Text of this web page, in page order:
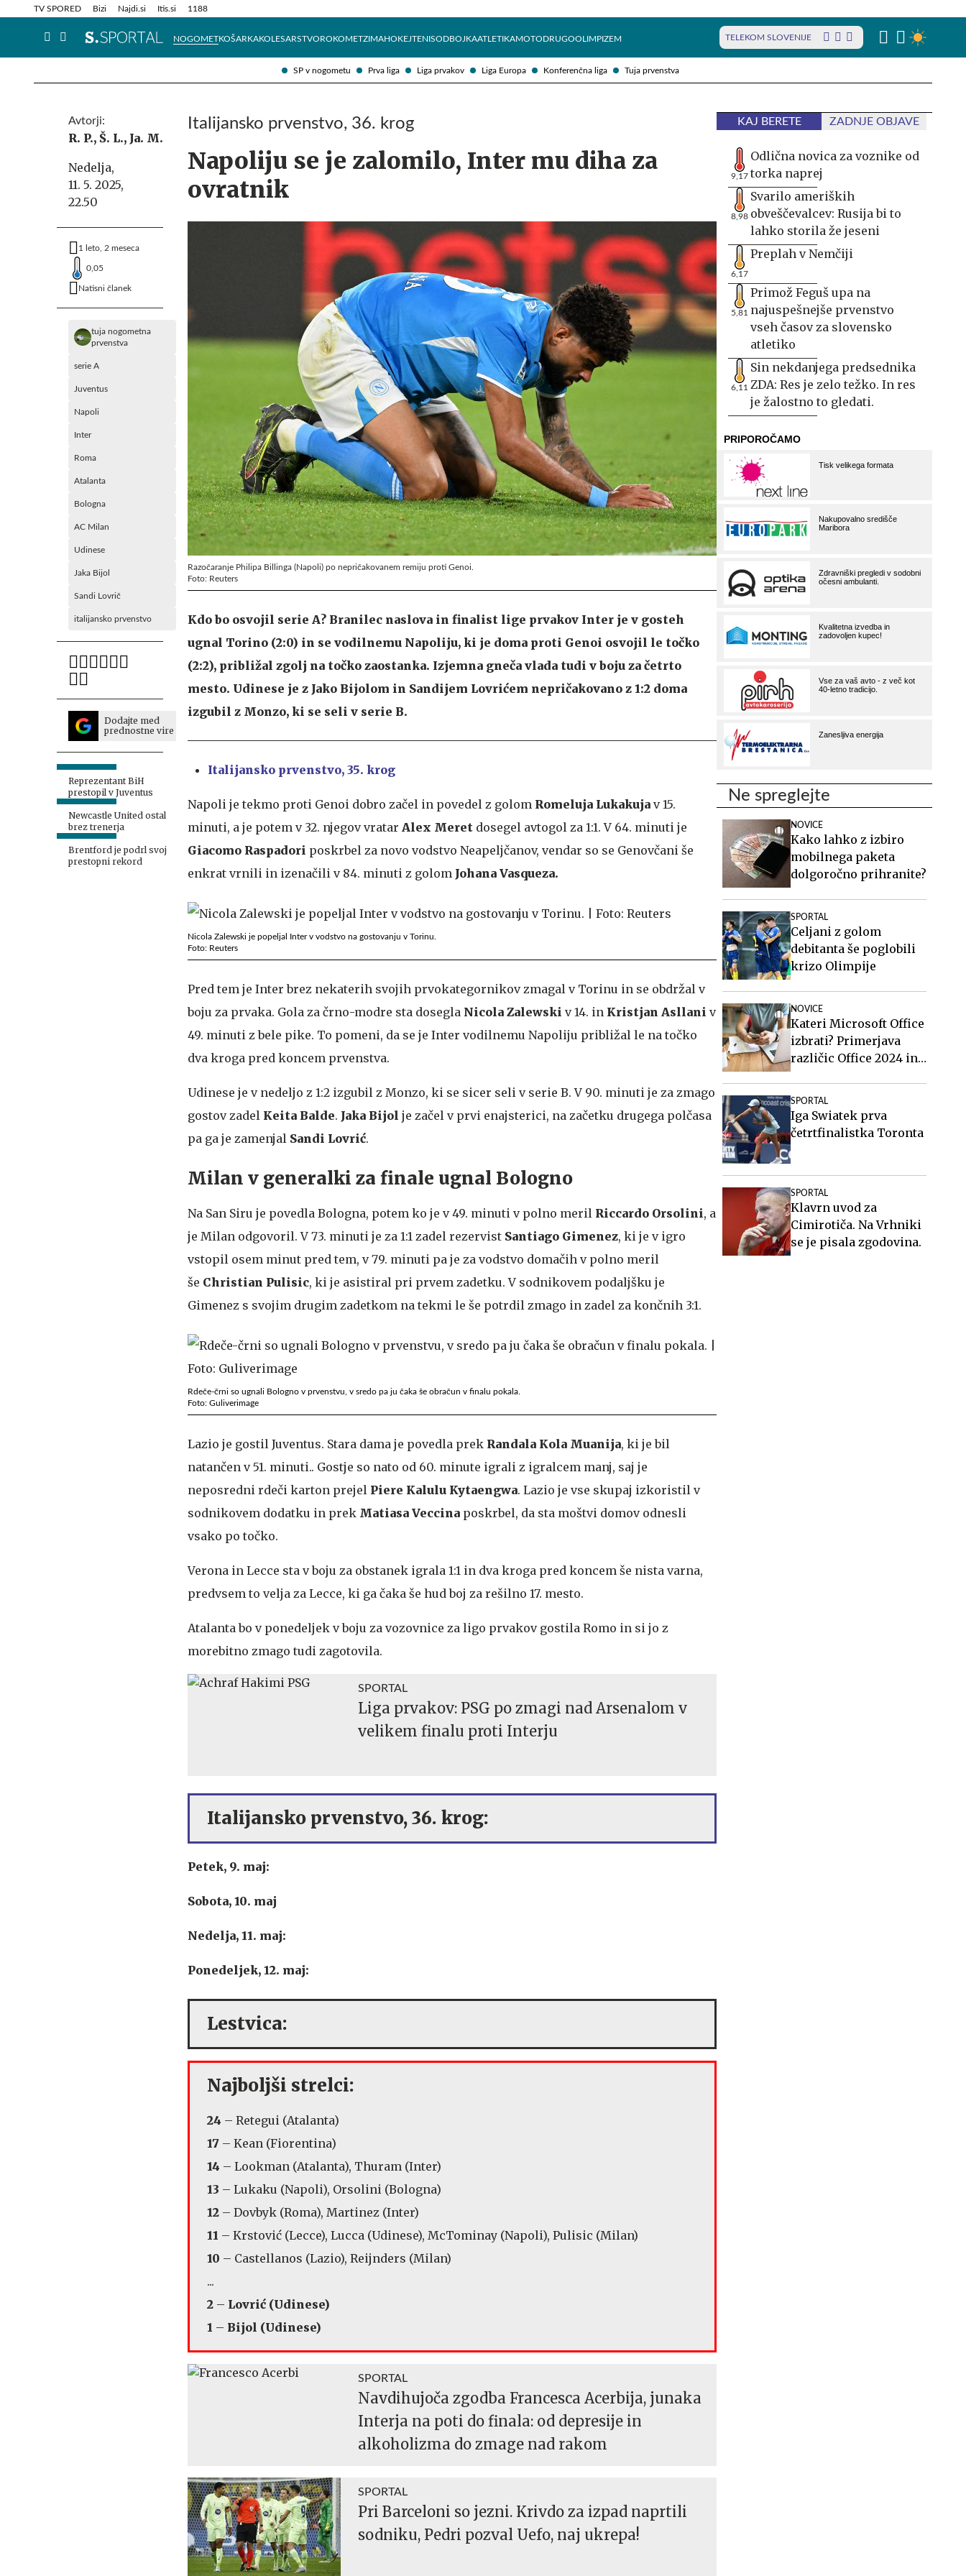
SP v nogometu Prva liga Liga prvakov Liga Europa Konferenčna liga Tuja prvenstva
TV SPORED Bizi Najdi.si Itis.si 1188
NOGOMETKOŠARKAKOLESARSTVOROKOMETZIMAHOKEJTENISODBOJKAATLETIKAMOTODRUGOOLIMPIZEM TELEKOM SLOVENIJE
Info in obvestila Tehnik
Avtorji:
R. P., Š. L., Ja. M.
Nedelja,
11. 5. 2025,
22.50
1 leto, 2 meseca
0,05
Natisni članek
tuja nogometna
prvenstva
serie A
Juventus
Napoli
Inter
Roma
Atalanta
Bologna
AC Milan
Udinese
Jaka Bijol
Sandi Lovrič
italijansko prvenstvo
Dodajte med
prednostne vire
Reprezentant BiH
prestopil v Juventus
Newcastle United ostal
brez trenerja
Brentford je podrl svoj
prestopni rekord
Italijansko prvenstvo, 36. krog
Napoliju se je zalomilo, Inter mu diha za
ovratnik
Razočaranje Philipa Billinga (Napoli) po nepričakovanem remiju proti Genoi.
Foto: Reuters
Kdo bo osvojil serie A? Branilec naslova in finalist lige prvakov Inter je v gosteh
ugnal Torino (2:0) in se vodilnemu Napoliju, ki je doma proti Genoi osvojil le točko
(2:2), približal zgolj na točko zaostanka. Izjemna gneča vlada tudi v boju za četrto
mesto. Udinese je z Jako Bijolom in Sandijem Lovrićem nepričakovano z 1:2 doma
izgubil z Monzo, ki se seli v serie B.
Italijansko prvenstvo, 35. krog
Napoli je tekmo proti Genoi dobro začel in povedel z golom Romeluja Lukakuja v 15.
minuti, a je potem v 32. njegov vratar Alex Meret dosegel avtogol za 1:1. V 64. minuti je
Giacomo Raspadori poskrbel za novo vodstvo Neapeljčanov, vendar so se Genovčani še
enkrat vrnili in izenačili v 84. minuti z golom Johana Vasqueza.
Nicola Zalewski je popeljal Inter v vodstvo na gostovanju v Torinu.
Foto: Reuters
Pred tem je Inter brez nekaterih svojih prvokategornikov zmagal v Torinu in se obdržal v
boju za prvaka. Gola za črno-modre sta dosegla Nicola Zalewski v 14. in Kristjan Asllani v
49. minuti z bele pike. To pomeni, da se je Inter vodilnemu Napoliju približal le na točko
dva kroga pred koncem prvenstva.
Udinese je v nedeljo z 1:2 izgubil z Monzo, ki se sicer seli v serie B. V 90. minuti je za zmago
gostov zadel Keita Balde. Jaka Bijol je začel v prvi enajsterici, na začetku drugega polčasa
pa ga je zamenjal Sandi Lovrić.
Milan v generalki za finale ugnal Bologno
Na San Siru je povedla Bologna, potem ko je v 49. minuti v polno meril Riccardo Orsolini, a
je Milan odgovoril. V 73. minuti je za 1:1 zadel rezervist Santiago Gimenez, ki je v igro
vstopil osem minut pred tem, v 79. minuti pa je za vodstvo domačih v polno meril
še Christian Pulisic, ki je asistiral pri prvem zadetku. V sodnikovem podaljšku je
Gimenez s svojim drugim zadetkom na tekmi le še potrdil zmago in zadel za končnih 3:1.
​​​​​​​Rdeče-črni so ugnali Bologno v prvenstvu, v sredo pa ju čaka še obračun v finalu pokala.
Foto: Guliverimage
Lazio je gostil Juventus. Stara dama je povedla prek Randala Kola Muanija, ki je bil
natančen v 51. minuti.. Gostje so nato od 60. minute igrali z igralcem manj, saj je
neposredni rdeči karton prejel Piere Kalulu Kytaengwa. Lazio je vse skupaj izkoristil v
sodnikovem dodatku in prek Matiasa Veccina poskrbel, da sta moštvi domov odnesli
vsako po točko.
Verona in Lecce sta v boju za obstanek igrala 1:1 in dva kroga pred koncem še nista varna,
predvsem to velja za Lecce, ki ga čaka še hud boj za rešilno 17. mesto.
Atalanta bo v ponedeljek v boju za vozovnice za ligo prvakov gostila Romo in si jo z
morebitno zmago tudi zagotovila.
SPORTAL
Liga prvakov: PSG po zmagi nad Arsenalom v
velikem finalu proti Interju
Italijansko prvenstvo, 36. krog:
Petek, 9. maj:
Sobota, 10. maj
Nedelja, 11. maj:
Ponedeljek, 12. maj:
Lestvica:
Najboljši strelci:
24 – Retegui (Atalanta)
17 – Kean (Fiorentina)
14 – Lookman (Atalanta), Thuram (Inter)
13 – Lukaku (Napoli), Orsolini (Bologna)
12 – Dovbyk (Roma), Martinez (Inter)
11 – Krstović (Lecce), Lucca (Udinese), McTominay (Napoli), Pulisic (Milan)
10 – Castellanos (Lazio), Reijnders (Milan)
...
2 – Lovrić (Udinese)
1 – Bijol (Udinese)
SPORTAL
Navdihujoča zgodba Francesca Acerbija, junaka
Interja na poti do finala: od depresije in
alkoholizma do zmage nad rakom
SPORTAL
Pri Barceloni so jezni. Krivdo za izpad naprtili
sodniku, Pedri pozval Uefo, naj ukrepa!
KAJ BERETE ZADNJE OBJAVE
9,17
Odlična novica za voznike od
torka naprej
8,98
Svarilo ameriških
obveščevalcev: Rusija bi to
lahko storila že jeseni
6,17
Preplah v Nemčiji
5,81
Primož Feguš upa na
najuspešnejše prvenstvo
vseh časov za slovensko
atletiko
6,11
Sin nekdanjega predsednika
ZDA: Res je zelo težko. In res
je žalostno to gledati.
Ne spreglejte
NOVICE
Kako lahko z izbiro
mobilnega paketa
dolgoročno prihranite?
SPORTAL
Celjani z golom
debitanta še poglobili
krizo Olimpije
NOVICE
Kateri Microsoft Office
izbrati? Primerjava
različic Office 2024 in
SPORTAL
Iga Swiatek prva
četrtfinalistka Toronta
SPORTAL
Klavrn uvod za
Cimirotiča. Na Vrhniki
se je pisala zgodovina.